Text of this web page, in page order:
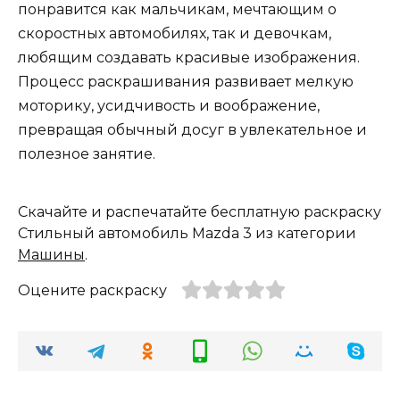
понравится как мальчикам, мечтающим о
скоростных автомобилях, так и девочкам,
любящим создавать красивые изображения.
Процесс раскрашивания развивает мелкую
моторику, усидчивость и воображение,
превращая обычный досуг в увлекательное и
полезное занятие.
Скачайте и распечатайте бесплатную раскраску
Стильный автомобиль Mazda 3 из категории
Машины.
Оцените раскраску